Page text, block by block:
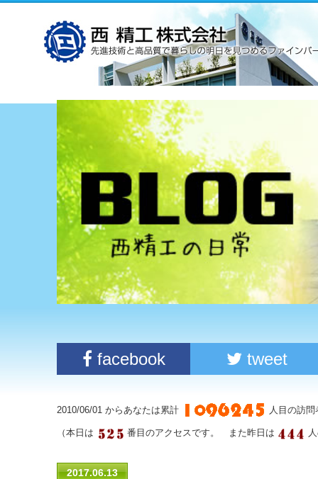
facebook tweet
2010/06/01 からあなたは累計 人目の訪
（本日は 番目のアクセスです。 また昨日は
2017.06.13